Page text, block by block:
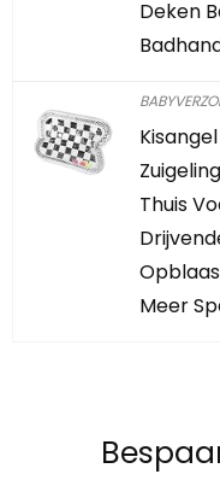
Deken
Thuis
Meer